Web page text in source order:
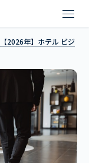
ワロイネットホテ
【2026年】ホテル ビジ